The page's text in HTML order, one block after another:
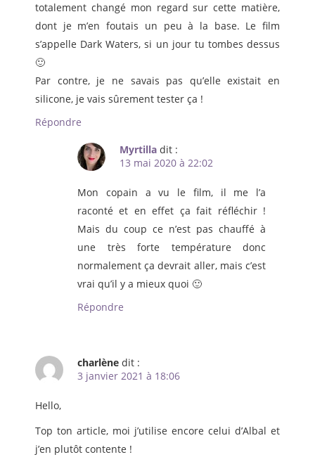
totalement changé mon regard sur cette matière,
dont je m’en foutais un peu à la base. Le film
s’appelle Dark Waters, si un jour tu tombes dessus
🙂
Par contre, je ne savais pas qu’elle existait en
silicone, je vais sûrement tester ça !
Répondre
Myrtilla dit :
13 mai 2020 à 22:02
Mon copain a vu le film, il me l’a
raconté et en effet ça fait réfléchir !
Mais du coup ce n’est pas chauffé à
une très forte température donc
normalement ça devrait aller, mais c’est
vrai qu’il y a mieux quoi 🙂
Répondre
charlène dit :
3 janvier 2021 à 18:06
Hello,
Top ton article, moi j’utilise encore celui d’Albal et
j’en plutôt contente !